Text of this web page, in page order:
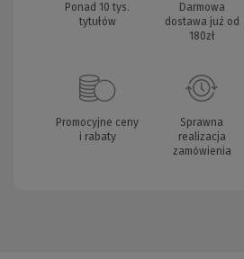
Ponad 10 tys.
tytułów
Darmowa
dostawa już od
180zł
Promocyjne ceny
i rabaty
Sprawna
realizacja
zamówienia